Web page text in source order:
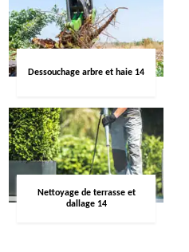
Dessouchage arbre et haie 14
Nettoyage de terrasse et
dallage 14